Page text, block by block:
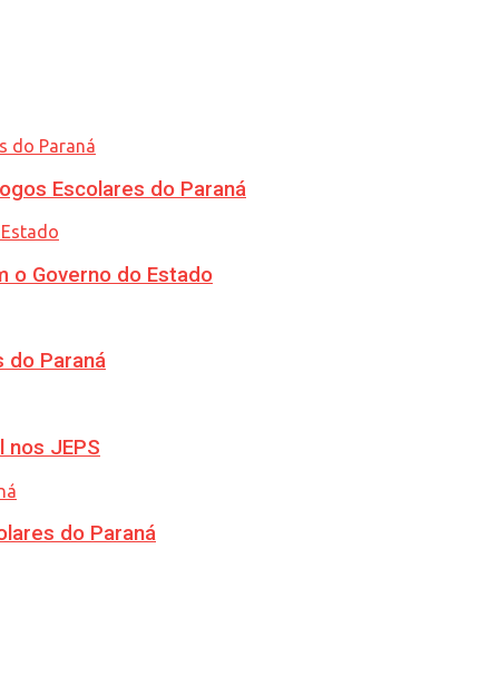
Escolares do Paraná
o Governo do Estado
do Paraná
JEPS
do Paraná